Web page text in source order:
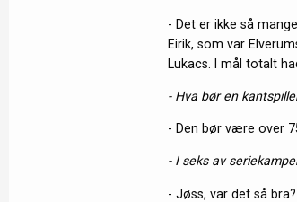
- Det er ikke så
Eirik, som var
Lukacs. I mål totalt
- Hva bør en
- Den bør være over
- I seks av
- Jøss, var det så